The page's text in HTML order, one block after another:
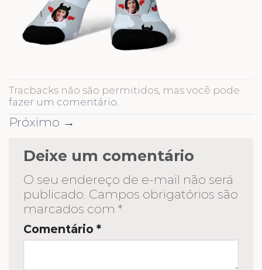
Tracbacks não são permitidos, mas você pode
fazer um comentário.
Próximo →
Deixe um comentário
O seu endereço de e-mail não será
publicado. Campos obrigatórios são
marcados com *
Comentário *